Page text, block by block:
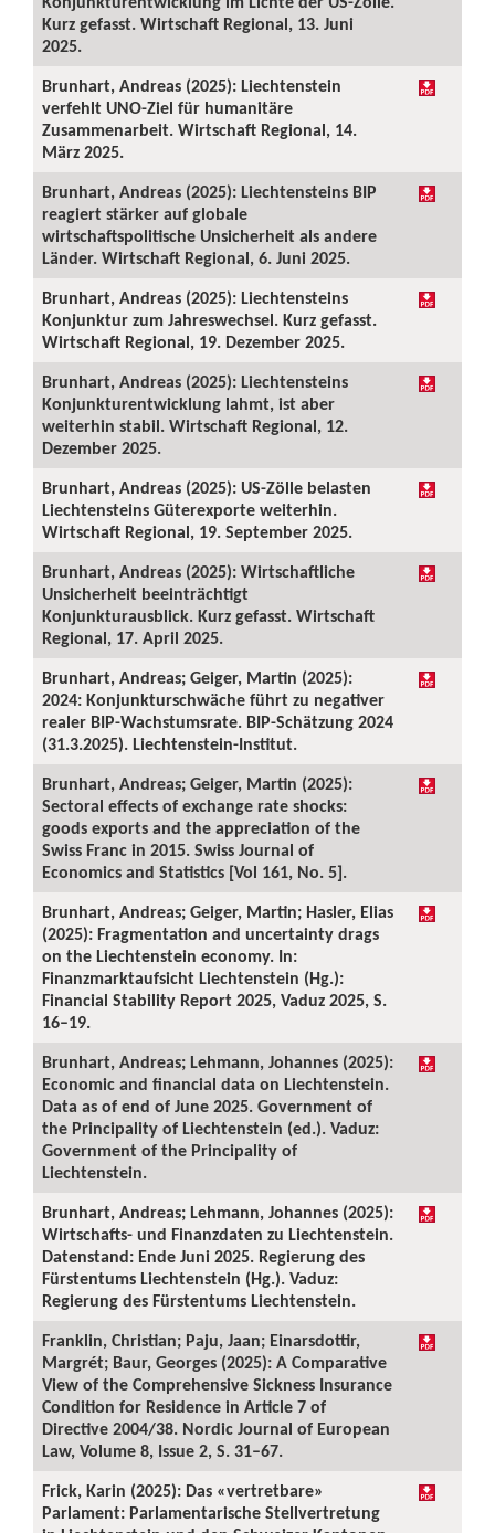
Kurz gefasst. Wirtschaft Regional, 13. Juni
2025.
Brunhart, Andreas (2025): Liechtenstein
verfehlt UNO-Ziel für humanitäre
Zusammenarbeit. Wirtschaft Regional, 14.
März 2025.
Brunhart, Andreas (2025): Liechtensteins BIP
reagiert stärker auf globale
wirtschaftspolitische Unsicherheit als andere
Länder. Wirtschaft Regional, 6. Juni 2025.
Brunhart, Andreas (2025): Liechtensteins
Konjunktur zum Jahreswechsel. Kurz gefasst.
Wirtschaft Regional, 19. Dezember 2025.
Brunhart, Andreas (2025): Liechtensteins
Konjunkturentwicklung lahmt, ist aber
weiterhin stabil. Wirtschaft Regional, 12.
Dezember 2025.
Brunhart, Andreas (2025): US-Zölle belasten
Liechtensteins Güterexporte weiterhin.
Wirtschaft Regional, 19. September 2025.
Brunhart, Andreas (2025): Wirtschaftliche
Unsicherheit beeinträchtigt
Konjunkturausblick. Kurz gefasst. Wirtschaft
Regional, 17. April 2025.
Brunhart, Andreas; Geiger, Martin (2025):
2024: Konjunkturschwäche führt zu negativer
realer BIP-Wachstumsrate. BIP-Schätzung 2024
(31.3.2025). Liechtenstein-Institut.
Brunhart, Andreas; Geiger, Martin (2025):
Sectoral effects of exchange rate shocks:
goods exports and the appreciation of the
Swiss Franc in 2015. Swiss Journal of
Economics and Statistics [Vol 161, No. 5].
Brunhart, Andreas; Geiger, Martin; Hasler, Elias
(2025): Fragmentation and uncertainty drags
on the Liechtenstein economy. In:
Finanzmarktaufsicht Liechtenstein (Hg.):
Financial Stability Report 2025, Vaduz 2025, S.
16–19.
Brunhart, Andreas; Lehmann, Johannes (2025):
Economic and financial data on Liechtenstein.
Data as of end of June 2025. Government of
the Principality of Liechtenstein (ed.). Vaduz:
Government of the Principality of
Liechtenstein.
Brunhart, Andreas; Lehmann, Johannes (2025):
Wirtschafts- und Finanzdaten zu Liechtenstein.
Datenstand: Ende Juni 2025. Regierung des
Fürstentums Liechtenstein (Hg.). Vaduz:
Regierung des Fürstentums Liechtenstein.
Franklin, Christian; Paju, Jaan; Einarsdottir,
Margrét; Baur, Georges (2025): A Comparative
View of the Comprehensive Sickness Insurance
Condition for Residence in Article 7 of
Directive 2004/38. Nordic Journal of European
Law, Volume 8, Issue 2, S. 31–67.
Frick, Karin (2025): Das «vertretbare»
Parlament: Parlamentarische Stellvertretung